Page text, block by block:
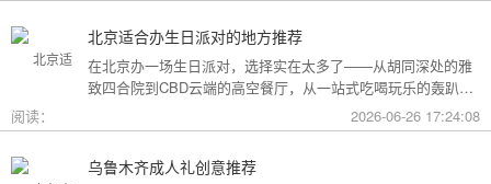
北京适合办生日派对的地方推荐
在北京办一场生日派对，选择实在太多了——从胡同深处的雅
致四合院到CBD云端的高空餐厅，从一站式吃喝玩乐的轰趴别
墅到充满野趣的京郊草坪。为了让你快速找到最心仪的那一
个，我把不同类型的场地分好了类，直接对号入座就行。
阅读： 2026-06-26 17:24:08
乌鲁木齐成人礼创意推荐